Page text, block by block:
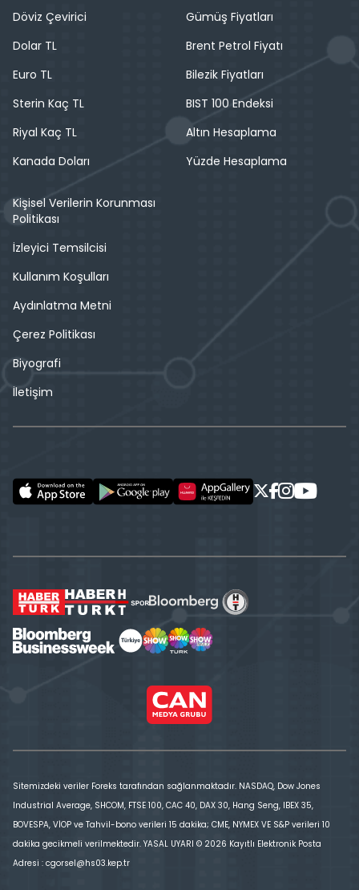
Döviz Çevirici
Dolar TL
Euro TL
Sterin Kaç TL
Riyal Kaç TL
Kanada Doları
Gümüş Fiyatları
Brent Petrol Fiyatı
Bilezik Fiyatları
BIST 100 Endeksi
Altın Hesaplama
Yüzde Hesaplama
Kişisel Verilerin Korunması
Politikası
İzleyici Temsilcisi
Kullanım Koşulları
Aydınlatma Metni
Çerez Politikası
Biyografi
İletişim
Sitemizdeki veriler Foreks tarafından sağlanmaktadır. NASDAQ, Dow Jones
Industrial Average, SHCOM, FTSE 100, CAC 40, DAX 30, Hang Seng, IBEX 35,
BOVESPA, VİOP ve Tahvil-bono verileri 15 dakika; CME, NYMEX VE S&P verileri 10
dakika gecikmeli verilmektedir. YASAL UYARI © 2026 Kayıtlı Elektronik Posta
Adresi : cgorsel@hs03.kep.tr